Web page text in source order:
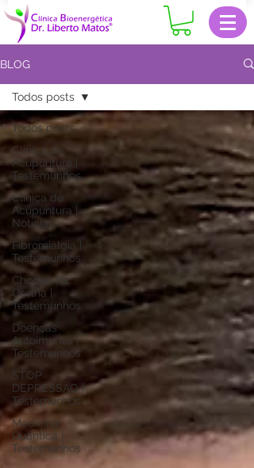
BLOG
Todos posts
Clinica de
Acupuntura |
Testemunhos
Clinica de
Acupuntura |
Notícias
Fibromialgia |
Testemunhos
Choque na
Orelha |
Testemunhos
Doenças
Autoimunes |
Testemunhos
STOP
DEPRESSÃO |
Testemunhos
Medicina
Quântica |
Testemunhos
Todos posts